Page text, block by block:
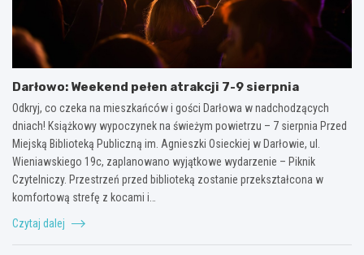
Darłowo: Weekend pełen atrakcji 7-9 sierpnia
Odkryj, co czeka na mieszkańców i gości Darłowa w nadchodzących
dniach! Książkowy wypoczynek na świeżym powietrzu – 7 sierpnia Przed
Miejską Biblioteką Publiczną im. Agnieszki Osieckiej w Darłowie, ul.
Wieniawskiego 19c, zaplanowano wyjątkowe wydarzenie – Piknik
Czytelniczy. Przestrzeń przed biblioteką zostanie przekształcona w
komfortową strefę z kocami i…
Czytaj dalej